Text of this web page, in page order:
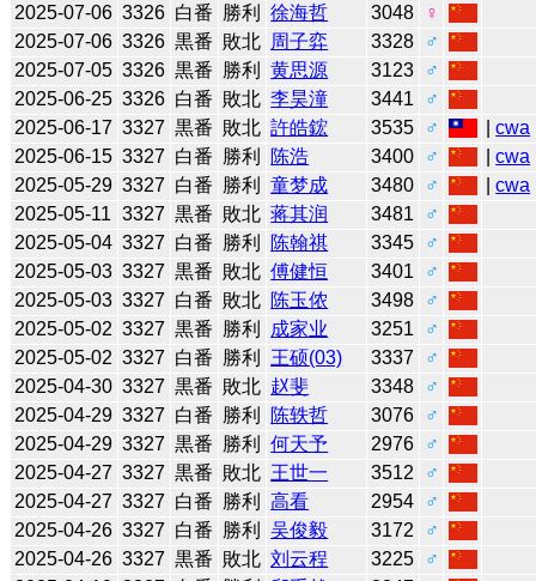
2025-07-06 3326 白番 勝利 徐海哲 3048
♀
2025-07-06 3326 黒番 敗北 周子弈 3328
♂
2025-07-05 3326 黒番 勝利 黄思源 3123
♂
2025-06-25 3326 白番 敗北 李昊潼 3441
♂
2025-06-17 3327 黒番 敗北 許皓鋐 3535 ♂ |cwa
2025-06-15 3327 白番 勝利 陈浩 3400 ♂ |cwa
2025-05-29 3327 白番 勝利 童梦成 3480 ♂ |cwa
2025-05-11 3327 黒番 敗北 蒋其润 3481
♂
2025-05-04 3327 白番 勝利 陈翰祺 3345
♂
2025-05-03 3327 黒番 敗北 傅健恒 3401
♂
2025-05-03 3327 白番 敗北 陈玉侬 3498
♂
2025-05-02 3327 黒番 勝利 成家业 3251
♂
2025-05-02 3327 白番 勝利 王硕(03) 3337
♂
2025-04-30 3327 黒番 敗北 赵斐 3348
♂
2025-04-29 3327 白番 勝利 陈轶哲 3076
♂
2025-04-29 3327 黒番 勝利 何天予 2976
♂
2025-04-27 3327 黒番 敗北 王世一 3512
♂
2025-04-27 3327 白番 勝利 高看 2954
♂
2025-04-26 3327 白番 勝利 吴俊毅 3172
♂
2025-04-26 3327 黒番 敗北 刘云程 3225
♂